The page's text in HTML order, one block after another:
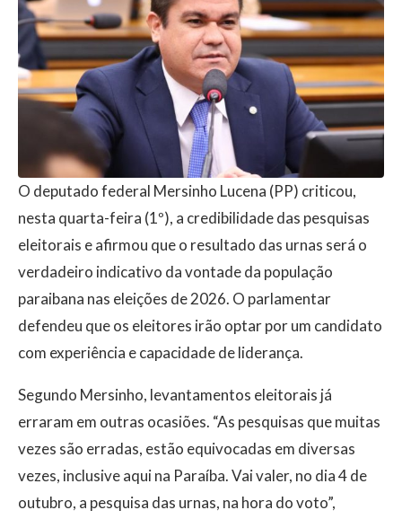
O deputado federal Mersinho Lucena (PP) criticou,
nesta quarta-feira (1º), a credibilidade das pesquisas
eleitorais e afirmou que o resultado das urnas será o
verdadeiro indicativo da vontade da população
paraibana nas eleições de 2026. O parlamentar
defendeu que os eleitores irão optar por um candidato
com experiência e capacidade de liderança.
Segundo Mersinho, levantamentos eleitorais já
erraram em outras ocasiões. “As pesquisas que muitas
vezes são erradas, estão equivocadas em diversas
vezes, inclusive aqui na Paraíba. Vai valer, no dia 4 de
outubro, a pesquisa das urnas, na hora do voto”,